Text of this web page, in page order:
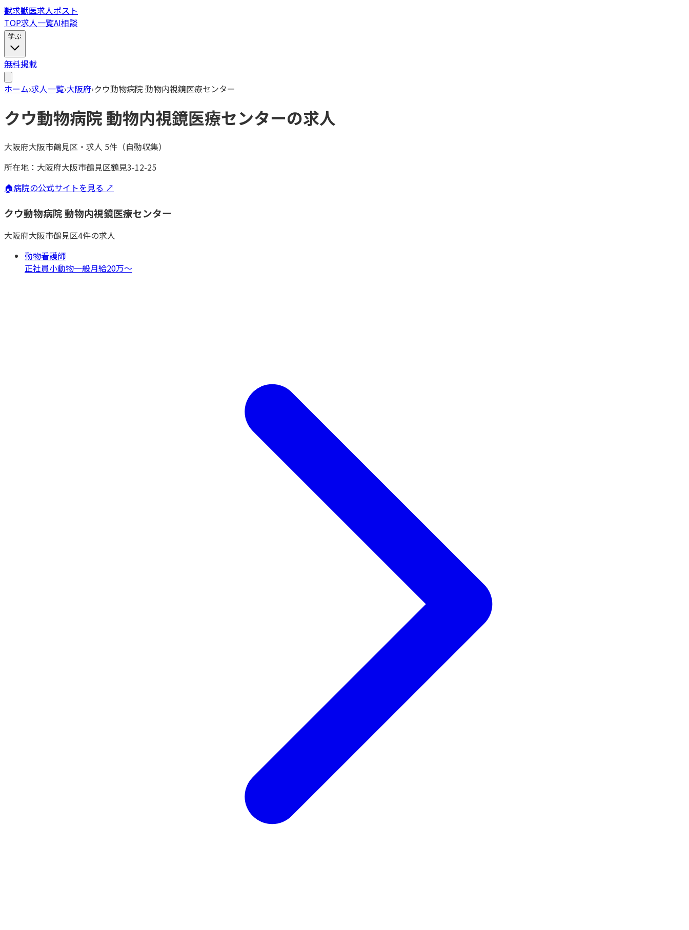
獣求獣医求人ポスト
TOP求人一覧AI相談
学ぶ
無料掲載
ホーム›求人一覧›大阪府›クウ動物病院 動物内視鏡医療センター
クウ動物病院 動物内視鏡医療センターの求人
大阪府大阪市鶴見区 ・ 求人 5件（自動収集）
所在地： 大阪府大阪市鶴見区鶴見3-12-25
🏠病院の公式サイトを見る ↗
クウ動物病院 動物内視鏡医療センター
大阪府大阪市鶴見区4件の求人
動物看護師
正社員小動物一般月給20万〜